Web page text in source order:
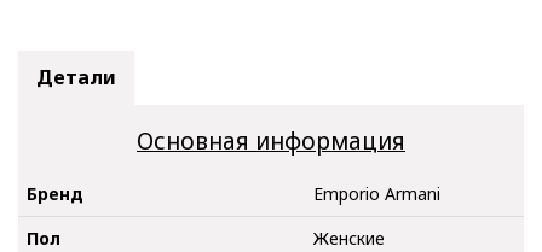
Детали
Основная информация
Бренд
Emporio Armani
Пол
Женские